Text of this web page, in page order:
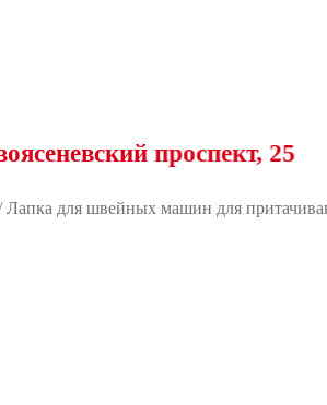
проспект, 25
Лапка для швейных машин для